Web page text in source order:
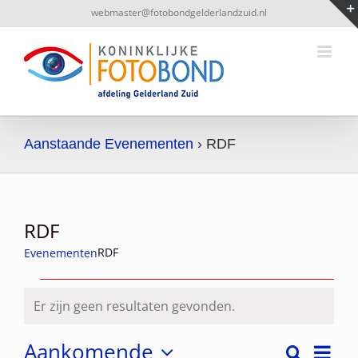
naar
inhoud
webmaster@fotobondgelderlandzuid.nl
Aanstaande Evenementen › RDF
RDF
EvenementenRDF
Evenementen
Bericht
Er zijn geen resultaten gevonden.
Aankomende